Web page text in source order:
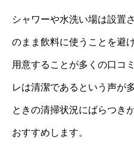
シャワーや水洗い場は設置
のまま飲料に使うことを避
用意することが多くの口コ
レは清潔であるという声が
ときの清掃状況にばらつき
おすすめします。